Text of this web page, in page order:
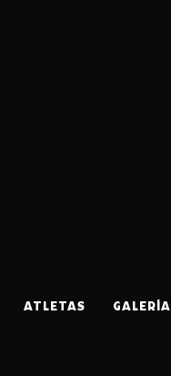
ATLETAS GALERÍA